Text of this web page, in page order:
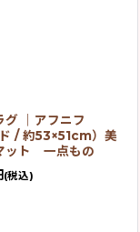
グ ｜アフニフ
/ 約53×51cm）美
ット 一点もの
(税込)